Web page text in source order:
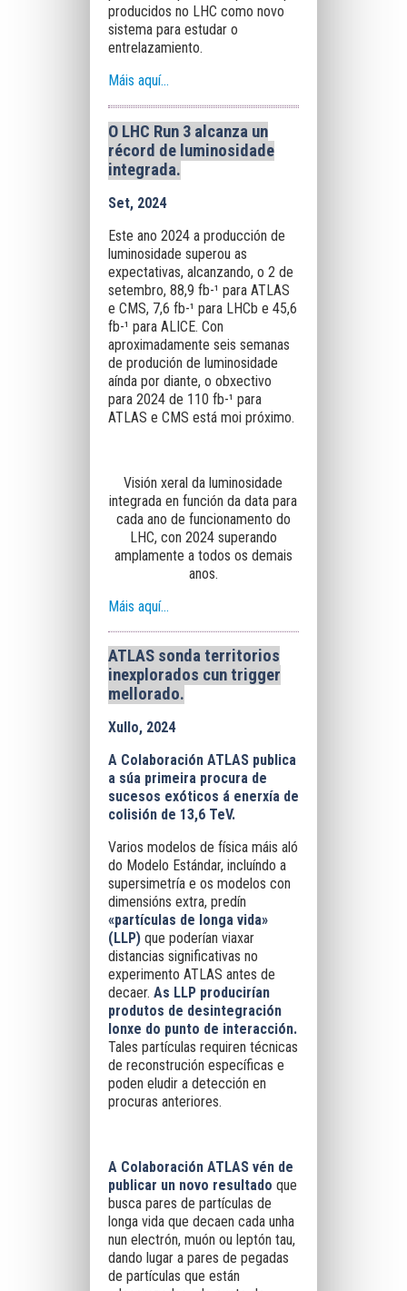
producidos no LHC como novo
sistema para estudar o
entrelazamiento.
Máis aquí...
O LHC Run 3 alcanza un
récord de luminosidade
integrada.
Set, 2024
Este ano 2024 a producción de
luminosidade superou as
expectativas, alcanzando, o 2 de
setembro, 88,9 fb-¹ para ATLAS
e CMS, 7,6 fb-¹ para LHCb e 45,6
fb-¹ para ALICE. Con
aproximadamente seis semanas
de produción de luminosidade
aínda por diante, o obxectivo
para 2024 de 110 fb-¹ para
ATLAS e CMS está moi próximo.
Visión xeral da luminosidade
integrada en función da data para
cada ano de funcionamento do
LHC, con 2024 superando
amplamente a todos os demais
anos.
Máis aquí...
ATLAS sonda territorios
inexplorados cun trigger
mellorado.
Xullo, 2024
A Colaboración ATLAS publica
a súa primeira procura de
sucesos exóticos á enerxía de
colisión de 13,6 TeV.
Varios modelos de física máis aló
do Modelo Estándar, incluíndo a
supersimetría e os modelos con
dimensións extra, predín
«partículas de longa vida»
(LLP)que poderían viaxar
distancias significativas no
experimento ATLAS antes de
decaer. As LLP producirían
produtos de desintegración
lonxe do punto de interacción.
Tales partículas requiren técnicas
de reconstrución específicas e
poden eludir a detección en
procuras anteriores.
A Colaboración ATLAS vén de
publicar un novo resultado que
busca pares de partículas de
longa vida que decaen cada unha
nun electrón, muón ou leptón tau,
dando lugar a pares de pegadas
de partículas que están